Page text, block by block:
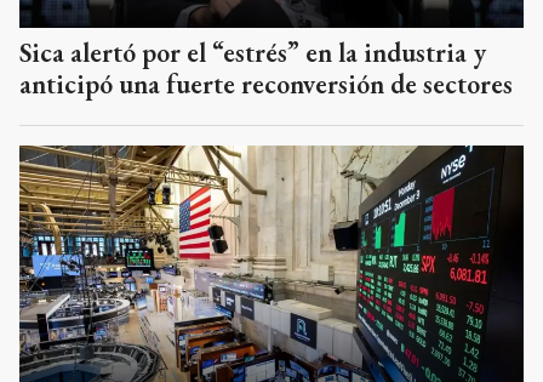
Sica alertó por el “estrés” en la industria y
anticipó una fuerte reconversión de sectores